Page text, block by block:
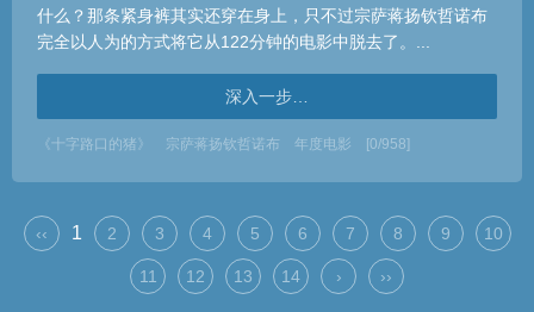
什么？那条紧身裤其实还穿在身上，只不过宗萨蒋扬钦哲诺布
完全以人为的方式将它从122分钟的电影中脱去了。...
深入一步…
《十字路口的猪》 宗萨蒋扬钦哲诺布 年度电影 [0/958]
‹‹ 1 2 3 4 5 6 7 8 9 10
11 12 13 14 › ››